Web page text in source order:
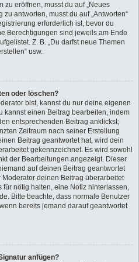
zu eröffnen, musst du auf „Neues
antworten, musst du auf „Antworten“
erforderlich ist, bevor du
Berechtigungen sind jeweils am Ende
Z. B. „Du darfst neue Themen
usw.
oder löschen?
bist, kannst du nur deine eigenen
kannst einen Beitrag bearbeiten, indem
entsprechenden Beitrag anklickst;
Zeitraum nach seiner Erstellung
Beitrag geantwortet hat, wird dein
gekennzeichnet. Es wird sowohl
der Bearbeitungen angezeigt. Dieser
auf deinen Beitrag geantwortet
deinen Beitrag überarbeitet
für nötig halten, eine Notiz hinterlassen,
Bitte beachte, dass normale Benutzer
bereits jemand darauf geantwortet
anfügen?